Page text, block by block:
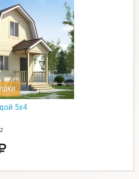
5х4
2